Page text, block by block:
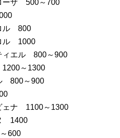
ーザ 500～700
ル 800
ル 1000
ィエル 800～900
～1300
800～900
ェナ 1100～1300
1400
600